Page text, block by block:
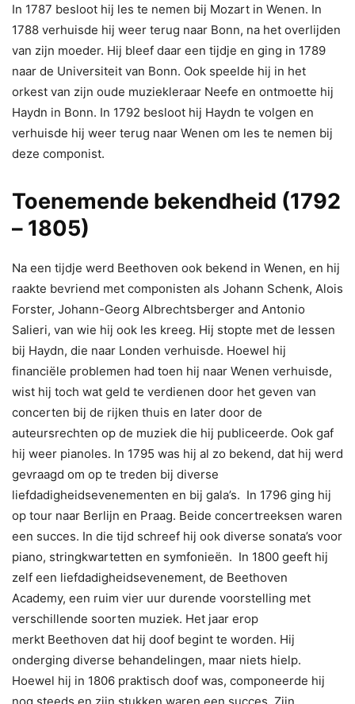
In 1787 besloot hij les te nemen bij Mozart in Wenen. In
1788 verhuisde hij weer terug naar Bonn, na het overlijden
van zijn moeder. Hij bleef daar een tijdje en ging in 1789
naar de Universiteit van Bonn. Ook speelde hij in het
orkest van zijn oude muziekleraar Neefe en ontmoette hij
Haydn in Bonn. In 1792 besloot hij Haydn te volgen en
verhuisde hij weer terug naar Wenen om les te nemen bij
deze componist.
Toenemende bekendheid (1792
– 1805)
Na een tijdje werd Beethoven ook bekend in Wenen, en hij
raakte bevriend met componisten als Johann Schenk, Alois
Forster, Johann-Georg Albrechtsberger and Antonio
Salieri, van wie hij ook les kreeg. Hij stopte met de lessen
bij Haydn, die naar Londen verhuisde. Hoewel hij
financiële problemen had toen hij naar Wenen verhuisde,
wist hij toch wat geld te verdienen door het geven van
concerten bij de rijken thuis en later door de
auteursrechten op de muziek die hij publiceerde. Ook gaf
hij weer pianoles. In 1795 was hij al zo bekend, dat hij werd
gevraagd om op te treden bij diverse
liefdadigheidsevenementen en bij gala’s. In 1796 ging hij
op tour naar Berlijn en Praag. Beide concertreeksen waren
een succes. In die tijd schreef hij ook diverse sonata’s voor
piano, stringkwartetten en symfonieën. In 1800 geeft hij
zelf een liefdadigheidsevenement, de Beethoven
Academy, een ruim vier uur durende voorstelling met
verschillende soorten muziek. Het jaar erop
merkt Beethoven dat hij doof begint te worden. Hij
onderging diverse behandelingen, maar niets hielp.
Hoewel hij in 1806 praktisch doof was, componeerde hij
nog steeds en zijn stukken waren een succes. Zijn